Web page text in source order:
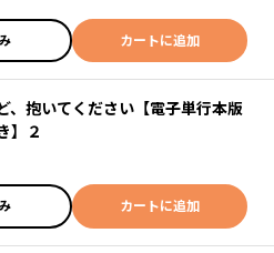
カートに追加
、抱いてください【電子単行本版
】２
カートに追加